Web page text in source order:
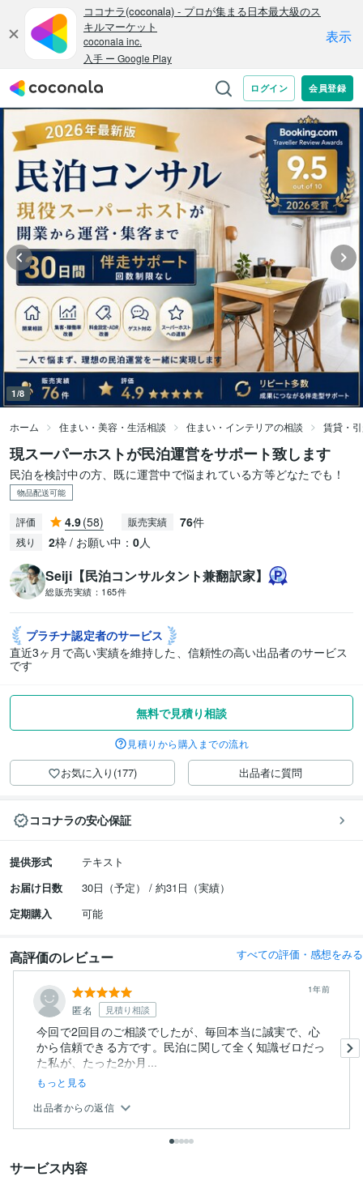
1/8
ホーム 住まい・美容・生活相談 住まい・インテリアの相談 賃貸・
現スーパーホストが民泊運営をサポート致します
民泊を検討中の方、既に運営中で悩まれている方等どなたでも！
物品配送可能
評価 4.9(58) 販売実績 76件
残り 2枠 / お願い中： 0人
Seiji【民泊コンサルタント兼翻訳家】
総販売実績： 165件
プラチナ認定者のサービス
直近3ヶ月で高い実績を維持した、信頼性の高い出品者のサービス
です
無料で見積り相談
見積りから購入までの流れ
お気に入り(177) 出品者に質問
ココナラの安心保証
提供形式
テキスト
お届け日数
30日（予定） / 約31日（実績）
定期購入
可能
高評価のレビュー すべての評価・感想をみる
匿名 見積り相談
1年前
今回で2回目のご相談でしたが、毎回本当に誠実で、心
から信頼できる方です。民泊に関して全く知識ゼロだっ
た私が、たった2か月...
もっと見る
出品者からの返信
サービス内容